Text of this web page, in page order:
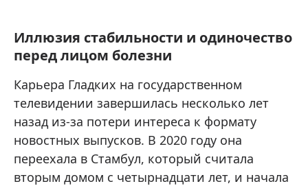
Иллюзия стабильности и одиночество
перед лицом болезни
Карьера Гладких на государственном
телевидении завершилась несколько лет
назад из-за потери интереса к формату
новостных выпусков. В 2020 году она
переехала в Стамбул, который считала
вторым домом с четырнадцати лет, и начала